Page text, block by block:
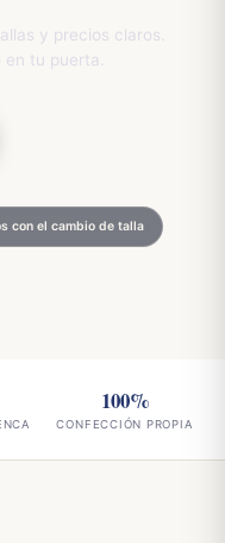
y precios claros.
tu puerta.
con el cambio de talla
100%
CONFECCIÓN PROPIA